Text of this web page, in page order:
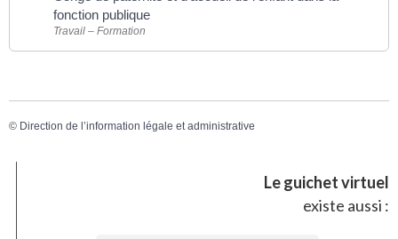
fonction publique
Travail – Formation
© Direction de l’information légale et administrative
Le guichet virtuel
existe aussi :